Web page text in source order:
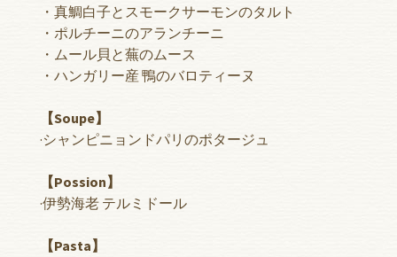
・真鯛白子とスモークサーモンのタルト
・ポルチーニのアランチーニ
・ムール貝と蕪のムース
・ハンガリー産 鴨のバロティーヌ
【Soupe】
·シャンピニョンドパリのポタージュ
【Possion】
·伊勢海老 テルミドール
【Pasta】